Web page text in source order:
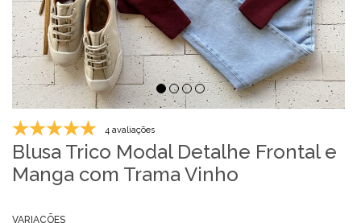
4 avaliações
Blusa Trico Modal Detalhe Frontal e
Manga com Trama Vinho
VARIAÇÕES